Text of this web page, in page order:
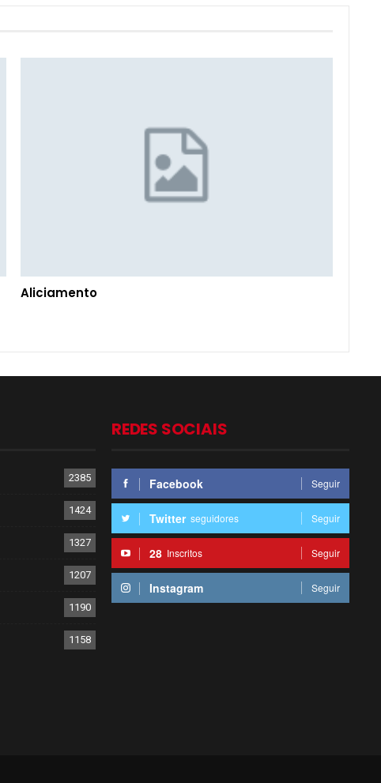
Aliciamento
2385
1424
1327
1207
1190
1158
REDES SOCIAIS
Facebook Seguir
Twitter seguidores Seguir
28 Inscritos Seguir
Instagram Seguir